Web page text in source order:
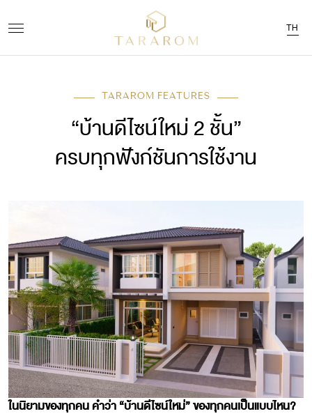
TH
TARAROM FEATURES
“บ้านดีไซน์ใหม่ 2 ชั้น”
ครบทุกฟังก์ชันการใช้งาน
ในนิยามของทุกคน คำว่า “บ้านดีไซน์ใหม่” ของทุกคนเป็นแบบไหน?